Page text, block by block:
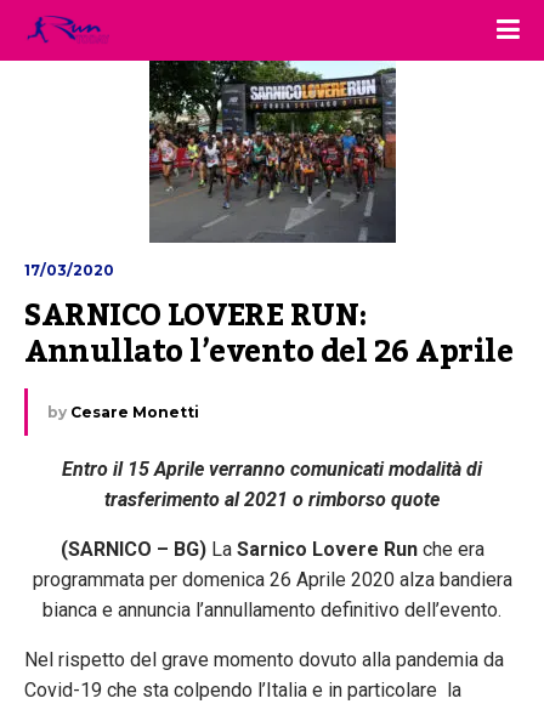
17/03/2020
SARNICO LOVERE RUN:
Annullato l’evento del 26 Aprile
by Cesare Monetti
Entro il 15 Aprile verranno comunicati modalità di
trasferimento al 2021 o rimborso quote
(SARNICO – BG) La Sarnico Lovere Runche era
programmata per domenica 26 Aprile 2020 alza bandiera
bianca e annuncia l’annullamento definitivo dell’evento.
Nel rispetto del grave momento dovuto alla pandemia da
Covid-19 che sta colpendo l’Italia e in particolare la